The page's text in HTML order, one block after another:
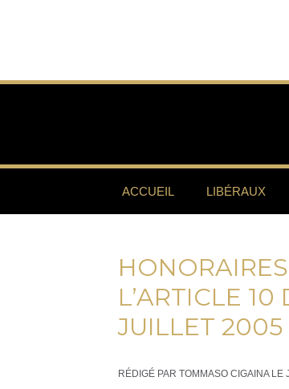
ACCUEIL LIBÉRAUX
L’ARTICLE
JUILLET 2005
RÉDIGÉ PAR TOMMASO CIGAINA